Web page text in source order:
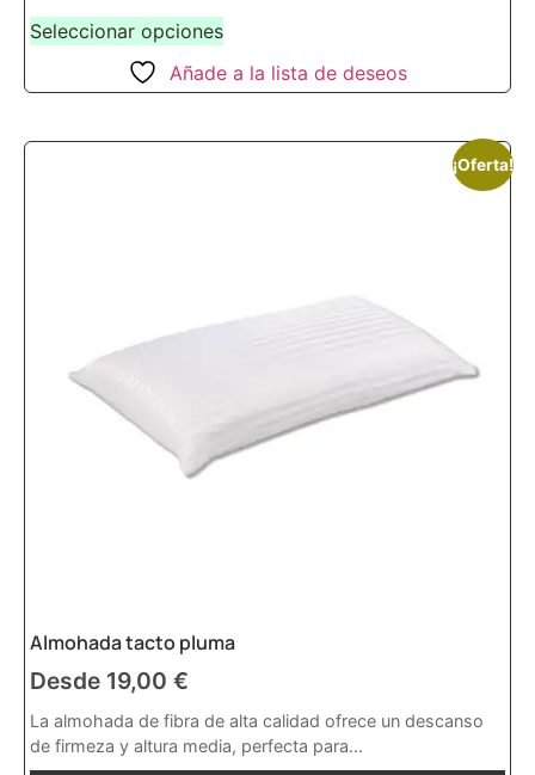
Seleccionar opciones
Añade a la lista de deseos
¡Oferta!
Almohada tacto pluma
Desde 19,00 €
La almohada de fibra de alta calidad ofrece un descanso
de firmeza y altura media, perfecta para...